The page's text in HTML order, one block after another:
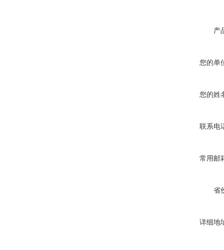
产
您的单
您的姓
联系电
常用邮
省
详细地